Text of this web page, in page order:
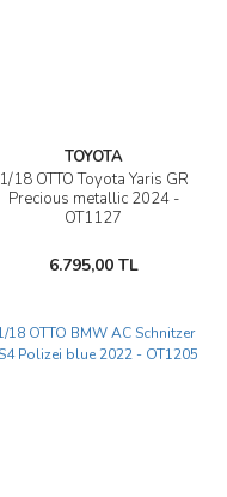
TOYOTA
1/18 OTTO Toyota Yaris GR
Precious metallic 2024 -
OT1127
6.795,00 TL